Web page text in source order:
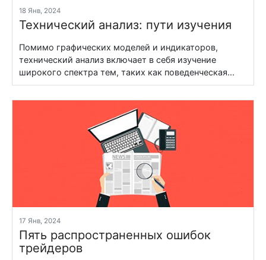
18 Янв, 2024
Технический анализ: пути изучения
Помимо графических моделей и индикаторов,
технический анализ включает в себя изучение
широкого спектра тем, таких как поведенческая...
17 Янв, 2024
Пять распространенных ошибок
трейдеров